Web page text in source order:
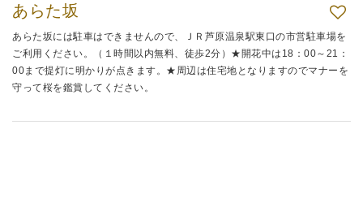
あらた坂
あらた坂には駐車はできませんので、ＪＲ芦原温泉駅東口の市営駐車場を
ご利用ください。（１時間以内無料、徒歩2分）★開花中は18：00～21：
00まで提灯に明かりが点きます。★周辺は住宅地となりますのでマナーを
守って桜を鑑賞してください。